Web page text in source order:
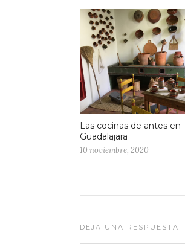
Las cocinas de antes en
Guadalajara
10 noviembre, 2020
DEJA UNA RESPUESTA